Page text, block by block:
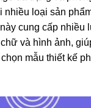
nhiều loại sản
cung cấp nhiều
và hình ảnh,
mẫu thiết kế